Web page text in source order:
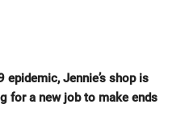
epidemic, Jennie’s shop is
for a new job to make ends